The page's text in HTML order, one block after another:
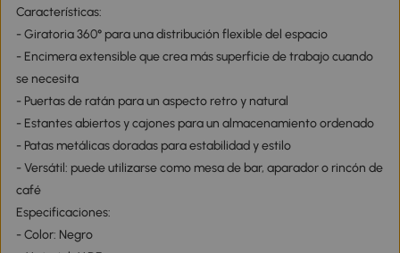
Características:
- Giratoria 360° para una distribución flexible del espacio
- Encimera extensible que crea más superficie de trabajo cuando
se necesita
- Puertas de ratán para un aspecto retro y natural
- Estantes abiertos y cajones para un almacenamiento ordenado
- Patas metálicas doradas para estabilidad y estilo
- Versátil: puede utilizarse como mesa de bar, aparador o rincón de
café
Especificaciones:
- Color: Negro